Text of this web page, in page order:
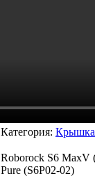
Категория:
Roborock S6 MaxV
Pure (S6P02-02)